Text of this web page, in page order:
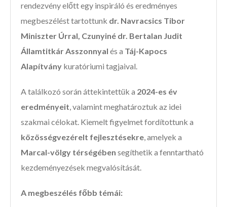
rendezvény előtt egy inspiráló és eredményes
megbeszélést tartottunk dr. Navracsics Tibor
Miniszter Úrral, Czunyiné dr. Bertalan Judit
Államtitkár Asszonnyal és a Táj-Kapocs
Alapítvány kuratóriumi tagjaival.
A találkozó során áttekintettük a 2024-es év
eredményeit, valamint meghatároztuk az idei
szakmai célokat. Kiemelt figyelmet fordítottunk a
közösségvezérelt fejlesztésekre, amelyek a
Marcal-völgy térségében segíthetik a fenntartható
kezdeményezések megvalósítását.
A megbeszélés főbb témái: